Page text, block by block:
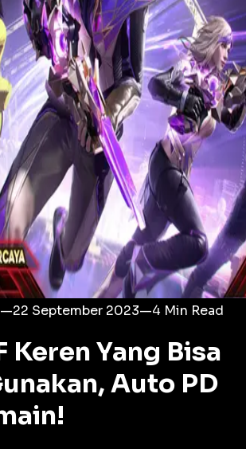
—22 September 2023—4 Min Read
Keren Yang Bisa
Auto PD